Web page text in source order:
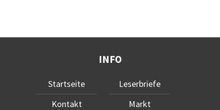
INFO
Startseite
Kontakt
Leserbriefe
Markt